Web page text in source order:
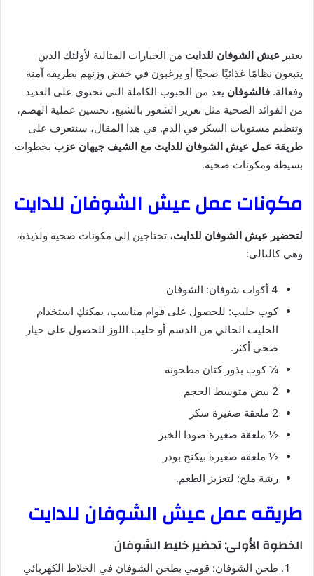
يعتبر عيش الشوفان للدايت من الخيارات المثالية لأولئك الذين
يتبعون نظامًا غذائيًا صحيًا أو يرغبون في خفض وزنهم بطريقة آمنة
وفعالة. فالشوفان يعد من الحبوب الكاملة التي تحتوي على العديد
من الفوائد الصحية مثل تعزيز الشعور بالشبع، تحسين عملية الهضم،
وتنظيم مستويات السكر في الدم. في هذا المقال، سنتعرف على
طريقة عمل عيش الشوفان للدايت مع الشيف جيهان عزب بخطوات
بسيطة ومكونات صحية.
مكونات عمل عيش الشوفان للدايت
لتحضير عيش الشوفان للدايت، تحتاجين إلى مكونات صحية ولذيذة،
وهي كالتالي:
4 أكواب شوفان: الشوفان
كوب حليب: للحصول على قوام مناسب، يمكنكِ استخدام
الحليب الخالي من الدسم أو حليب اللوز للحصول على خيار
صحي أكثر.
¼ كوب بذور كتان مطحونة
2 بيض متوسط الحجم
2 ملعقة صغيرة سكر
½ ملعقة صغيرة صودا الخبز
½ ملعقة صغيرة بيكنج بودر
رشة ملح: لتعزيز الطعم.
طريقه عمل عيش الشوفان للدايت
الخطوة الأولى: تحضير خليط الشوفان
طحن الشوفان: قومي بطحن الشوفان في الخلاط الكهربائي